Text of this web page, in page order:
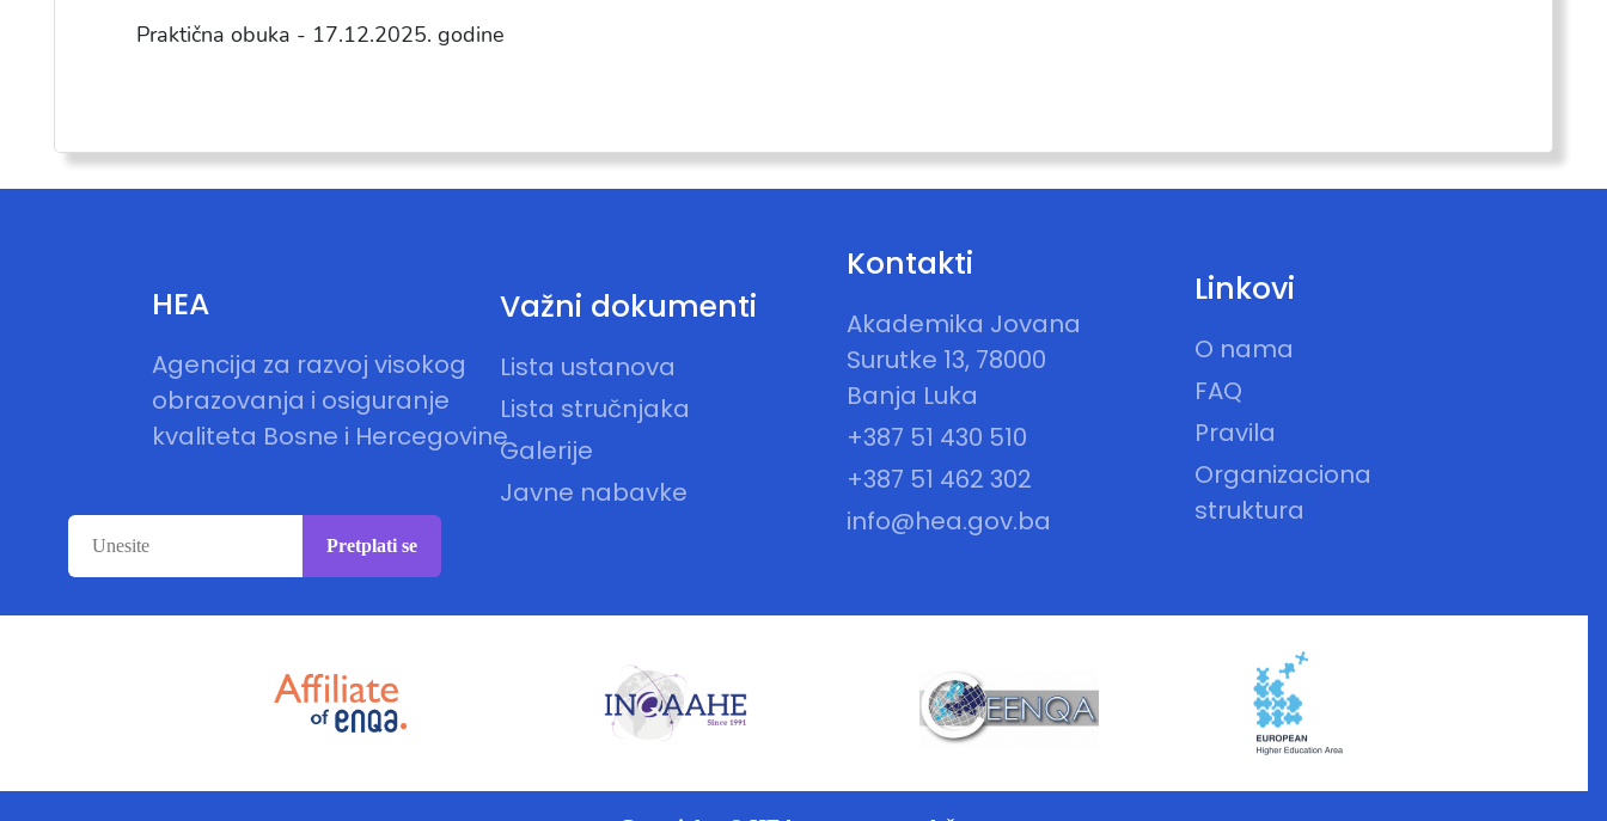
Praktična obuka - 17.12.2025. godine
HEA
Agencija za razvoj visokog
obrazovanja i osiguranje
kvaliteta Bosne i Hercegovine
Važni dokumenti
Lista ustanova
Lista stručnjaka
Galerije
Javne nabavke
Kontakti
Akademika Jovana
Surutke 13, 78000
Banja Luka
+387 51 430 510
+387 51 462 302
info@hea.gov.ba
Linkovi
O nama
FAQ
Pravila
Organizaciona
struktura
Pretplati se